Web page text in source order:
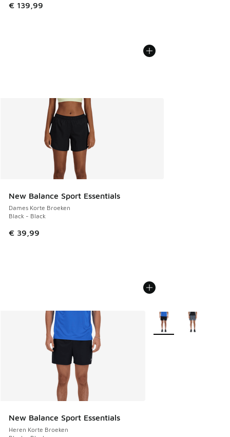
€ 139,99
New Balance Sport Essentials
Dames Korte Broeken
Black - Black
€ 39,99
New Balance Sport Essentials
Heren Korte Broeken
Meer kleuren